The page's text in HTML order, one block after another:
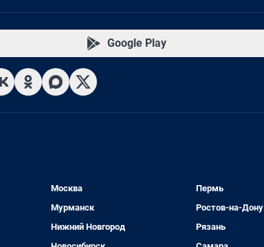
Google Play
Москва
Мурманск
Нижний Новгород
Пермь
Ростов-на-Дону
Рязань